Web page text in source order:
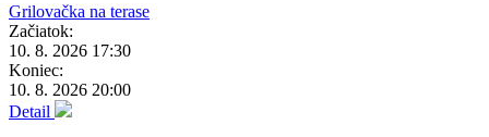
Grilovačka na terase
Začiatok:
10. 8. 2026 17:30
Koniec:
10. 8. 2026 20:00
Detail